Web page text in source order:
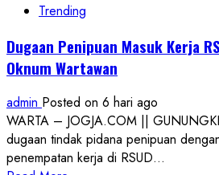
Trending
Dugaan Penipuan Masuk Kerja
Oknum Wartawan
admin Posted on 6 hari ago
WARTA – JOGJA.COM ||
dugaan tindak pidana penipuan
penempatan kerja di RSUD...